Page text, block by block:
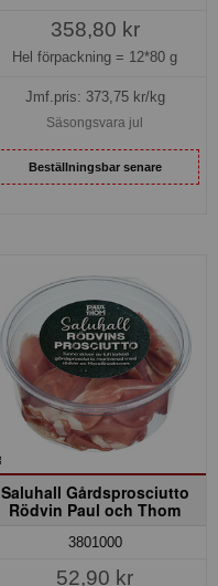
358,80 kr
Hel förpackning = 12*80 g
Jmf.pris: 373,75kr/kg
Säsongsvara jul
Beställningsbar senare
Saluhall Gårdsprosciutto
Rödvin Paul och Thom
3801000
52,90 kr